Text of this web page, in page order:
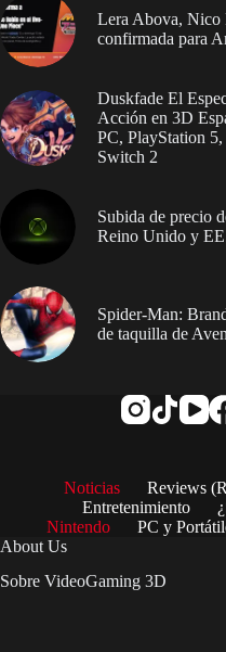
Lera Abova, Nico
confirmada para
Duskfade El
Acción en 3D
PC, PlayStation
Switch 2
Subida de precio
Reino Unido y
Spider-Man:
de taquilla de
Noticias Reviews
Entretenimiento
Nintendo
PC y
About Us
Sobre VideoGaming 3D